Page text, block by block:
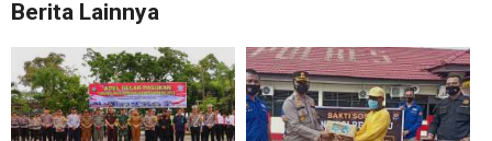
Berita Lainnya